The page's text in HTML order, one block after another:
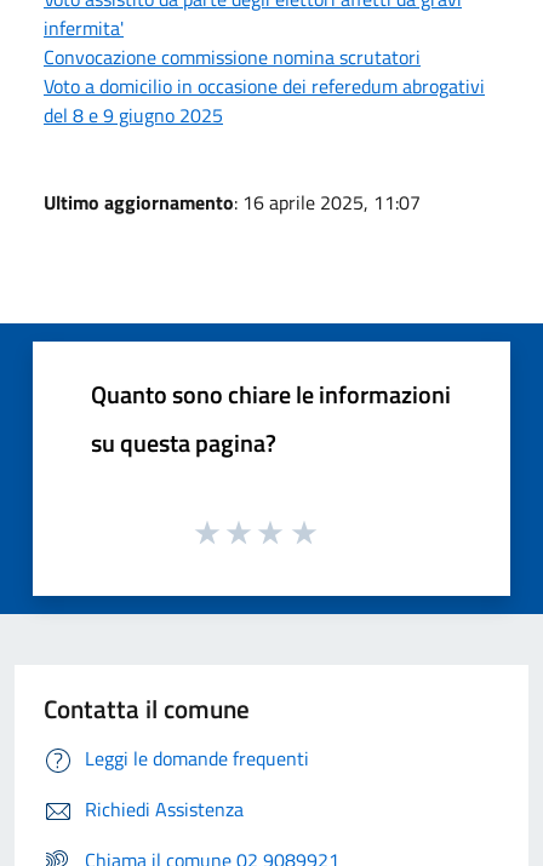
infermita'
Convocazione commissione nomina scrutatori
Voto a domicilio in occasione dei referedum abrogativi
del 8 e 9 giugno 2025
Ultimo aggiornamento: 16 aprile 2025, 11:07
Quanto sono chiare le informazioni
su questa pagina?
Contatta il comune
Leggi le domande frequenti
Richiedi Assistenza
Chiama il comune 02 9089921